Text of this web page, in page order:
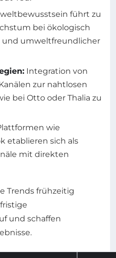
führt zu
bei ökologisch
und umweltfreundlicher
Integration von
zur nahtlosen
bei Otto oder Thalia zu
wie
etablieren sich als
mit direkten
Trends frühzeitig
und schaffen